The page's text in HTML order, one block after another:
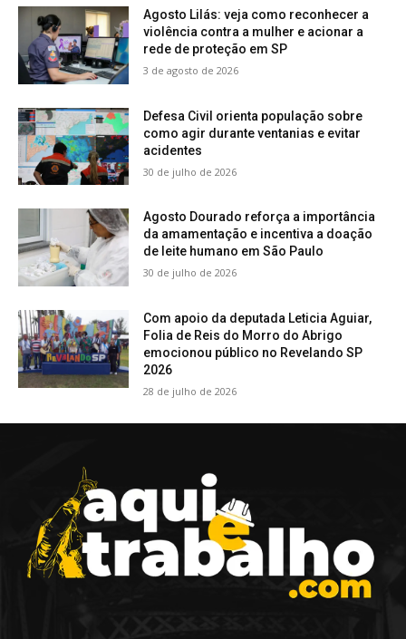
Agosto Lilás: veja como reconhecer a
violência contra a mulher e acionar a
rede de proteção em SP
3 de agosto de 2026
Defesa Civil orienta população sobre
como agir durante ventanias e evitar
acidentes
30 de julho de 2026
Agosto Dourado reforça a importância
da amamentação e incentiva a doação
de leite humano em São Paulo
30 de julho de 2026
Com apoio da deputada Leticia Aguiar,
Folia de Reis do Morro do Abrigo
emocionou público no Revelando SP
2026
28 de julho de 2026